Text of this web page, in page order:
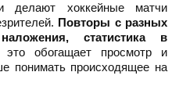
делают хоккейные матчи
Повторы с разных
статистика в
обогащает просмотр и
понимать происходящее на